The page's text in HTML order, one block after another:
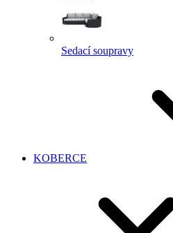
Sedací soupravy
KOBERCE